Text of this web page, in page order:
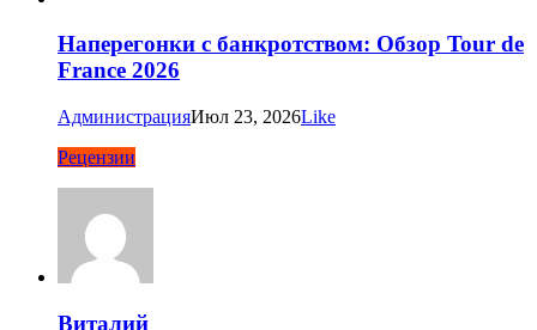
Наперегонки с банкротством: Обзор Tour de
France 2026
АдминистрацияИюл 23, 2026Like
Рецензии
Виталий